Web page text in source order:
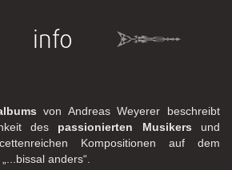
info
von Andreas Weyerer beschreibt
des passionierten Musikers und
Kompositionen auf dem
anders“.